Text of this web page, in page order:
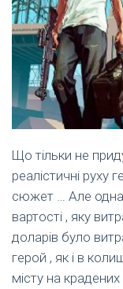
Що тільки не
реалістичні руху
сюжет … Але одна
вартості , яку
доларів було
герой , як і в
місту на